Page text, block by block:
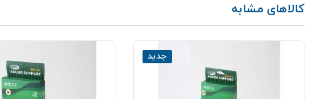
کالاهای مشابه
جدید